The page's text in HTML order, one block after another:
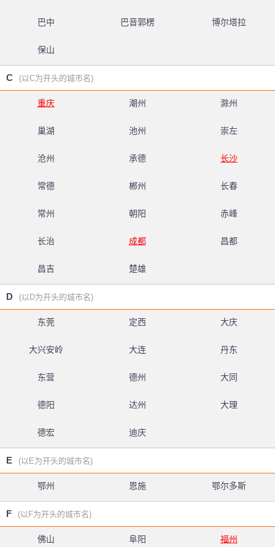
巴中 巴音郭楞 博尔塔拉
保山
C (以C为开头的城市名)
重庆 潮州 滁州
巢湖 池州 崇左
沧州 承德 长沙
常德 郴州 长春
常州 朝阳 赤峰
长治 成都 昌都
昌吉 楚雄
D (以D为开头的城市名)
东莞 定西 大庆
大兴安岭 大连 丹东
东营 德州 大同
德阳 达州 大理
德宏 迪庆
E (以E为开头的城市名)
鄂州 恩施 鄂尔多斯
F (以F为开头的城市名)
佛山 阜阳 福州